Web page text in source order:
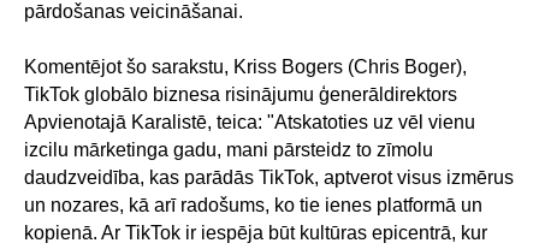
pārdošanas veicināšanai.
Komentējot šo sarakstu, Kriss Bogers (Chris Boger),
TikTok globālo biznesa risinājumu ģenerāldirektors
Apvienotajā Karalistē, teica: "Atskatoties uz vēl vienu
izcilu mārketinga gadu, mani pārsteidz to zīmolu
daudzveidība, kas parādās TikTok, aptverot visus izmērus
un nozares, kā arī radošums, ko tie ienes platformā un
kopienā. Ar TikTok ir iespēja būt kultūras epicentrā, kur